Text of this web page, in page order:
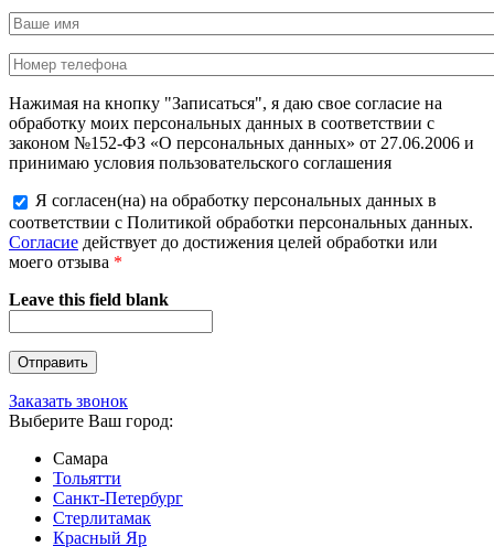
Нажимая на кнопку "Записаться", я даю свое согласие на
обработку моих персональных данных в соответствии с
законом №152-ФЗ «О персональных данных» от 27.06.2006 и
принимаю условия пользовательского соглашения
Я согласен(на) на обработку персональных данных в
соответствии с Политикой обработки персональных данных.
Согласие действует до достижения целей обработки или
моего отзыва *
Leave this field blank
Заказать звонок
Выберите Ваш город:
Самара
Тольятти
Санкт-Петербург
Стерлитамак
Красный Яр